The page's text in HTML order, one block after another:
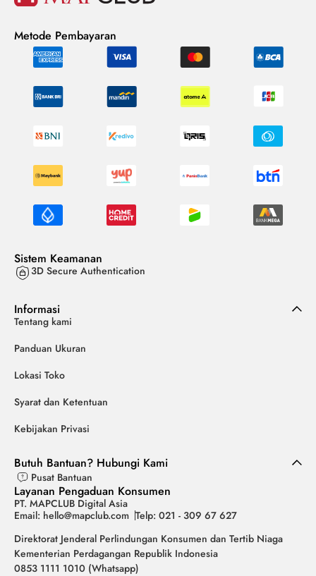
Metode Pembayaran
Sistem Keamanan
3D Secure Authentication
Informasi
Tentang kami
Panduan Ukuran
Lokasi Toko
Syarat dan Ketentuan
Kebijakan Privasi
Butuh Bantuan? Hubungi Kami
Pusat Bantuan
Layanan Pengaduan Konsumen
PT. MAPCLUB Digital Asia
Email: hello@mapclub.com Telp: 021 - 309 67 627
Direktorat Jenderal Perlindungan Konsumen dan Tertib Niaga
Kementerian Perdagangan Republik Indonesia
0853 1111 1010 (Whatsapp)